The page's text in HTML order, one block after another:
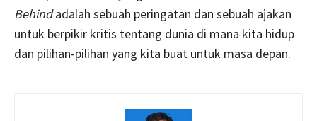
Behindadalah sebuah peringatan dan sebuah ajakan
untuk berpikir kritis tentang dunia di mana kita hidup
dan pilihan-pilihan yang kita buat untuk masa depan.